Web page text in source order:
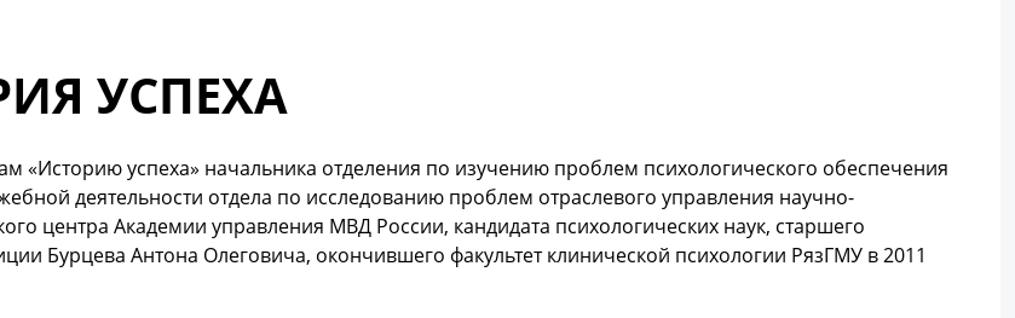
УСПЕХА
«Историю успеха» начальника отделения по изучению проблем психологического обеспечения
деятельности отдела по исследованию проблем отраслевого управления научно-
центра Академии управления МВД России, кандидата психологических наук, старшего
Бурцева Антона Олеговича, окончившего факультет клинической психологии РязГМУ в 2011